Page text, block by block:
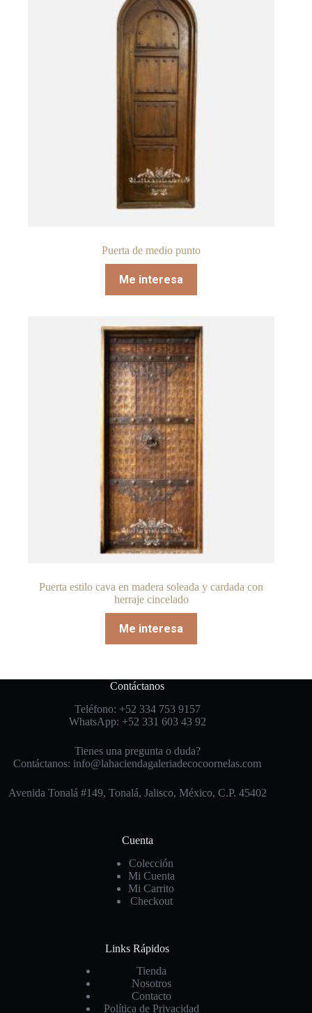
Puerta de medio punto
Me interesa
Puerta estilo cava en madera soleada y cardada con
herraje cincelado
Me interesa
Contáctanos
Teléfono: +52 334 753 9157
WhatsApp: +52 331 603 43 92
Tienes una pregunta o duda?
Contáctanos: info@lahaciendagaleriadecocoornelas.com
Avenida Tonalá #149, Tonalá, Jalisco, México, C.P. 45402
Cuenta
Colección
Mi Cuenta
Mi Carrito
Checkout
Links Rápidos
Tienda
Nosotros
Contacto
Política de Privacidad